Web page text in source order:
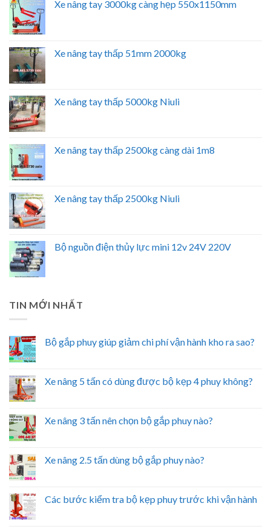
Xe nâng tay 3000kg càng hẹp 550x1150mm
Xe nâng tay thấp 51mm 2000kg
Xe nâng tay thấp 5000kg Niuli
Xe nâng tay thấp 2500kg càng dài 1m8
Xe nâng tay thấp 2500kg Niuli
Bộ nguồn điện thủy lực mini 12v 24V 220V
TIN MỚI NHẤT
Bộ gắp phuy giúp giảm chi phí vận hành kho ra sao?
Xe nâng 5 tấn có dùng được bộ kẹp 4 phuy không?
Xe nâng 3 tấn nên chọn bộ gắp phuy nào?
Xe nâng 2.5 tấn dùng bộ gắp phuy nào?
Các bước kiểm tra bộ kẹp phuy trước khi vận hành